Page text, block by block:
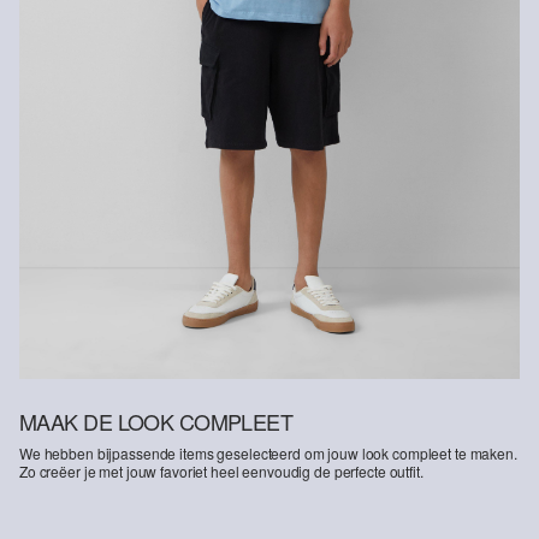
in voor natuurlijke vezels uit hernieuwbare bronnen. De
grondstoffen hiervoor zijn geteeld met efficiënt gebruik van
Better Cotton: Als je voor onze katoenen producten kiest, steun je
onze investering in de missie van Better Cotton om
gemeenschappen te helpen overleven en bloeien, terwijl
tegelijkertijd de leefomgeving wordt beschermd en hersteld. Better
Cotton ondersteunt landbouwgemeenschappen op sociaal,
economisch en ecologisch vlak door boeren te trainen in
duurzamere teeltmethoden. Dit product wordt geproduceerd via
een model van massabalans, wat betekent dat het niet per se
Better Cotton bevat. Meer informatie hierover vind je op
MAAK DE LOOK COMPLEET
We hebben bijpassende items geselecteerd om jouw look compleet te maken.
Zo creëer je met jouw favoriet heel eenvoudig de perfecte outfit.